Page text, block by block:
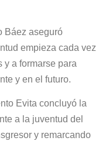
Báez aseguró
empieza cada vez
y a formarse para
y en el futuro.
Evita concluyó la
a la juventud del
y remarcando